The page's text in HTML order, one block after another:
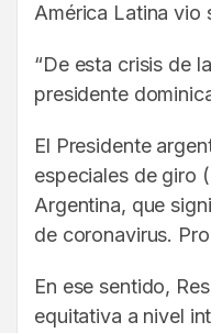
América Latina vio
“De esta crisis de
presidente
El Presidente
especiales de giro
Argentina, que
de coronavirus.
En ese sentido,
equitativa a nivel